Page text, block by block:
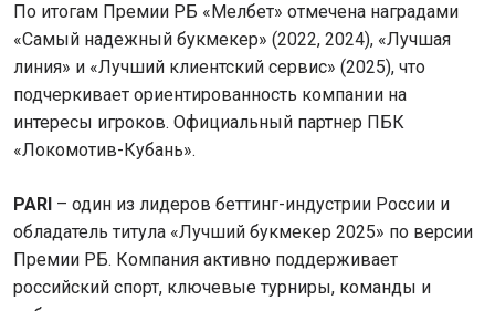
По итогам Премии РБ «Мелбет» отмечена наградами
«Самый надежный букмекер» (2022, 2024), «Лучшая
линия» и «Лучший клиентский сервис» (2025), что
подчеркивает ориентированность компании на
интересы игроков. Официальный партнер ПБК
«Локомотив-Кубань».
PARI – один из лидеров беттинг-индустрии России и
обладатель титула «Лучший букмекер 2025» по версии
Премии РБ. Компания активно поддерживает
российский спорт, ключевые турниры, команды и